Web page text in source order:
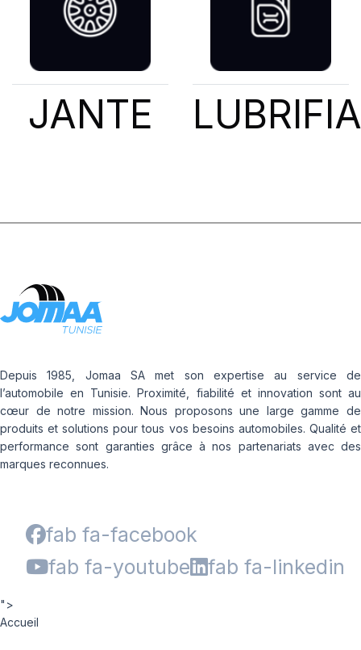
JANTE
Depuis 1985, Jomaa SA met son expertise au service de
l’automobile en Tunisie. Proximité, fiabilité et innovation sont au
cœur de notre mission. Nous proposons une large gamme de
produits et solutions pour tous vos besoins automobiles. Qualité et
performance sont garanties grâce à nos partenariats avec des
marques reconnues.
fab fa-facebook
fab fa-youtube
fab fa-linkedin
">
Accueil